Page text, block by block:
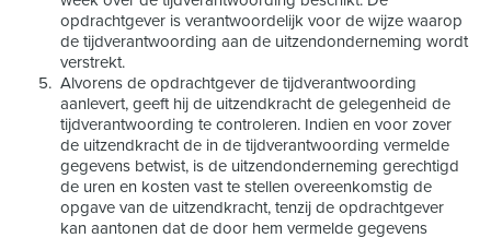
opdrachtgever is verantwoordelijk voor de wijze waarop
de tijdverantwoording aan de uitzendonderneming wordt
verstrekt.
Alvorens de opdrachtgever de tijdverantwoording
aanlevert, geeft hij de uitzendkracht de gelegenheid de
tijdverantwoording te controleren. Indien en voor zover
de uitzendkracht de in de tijdverantwoording vermelde
gegevens betwist, is de uitzendonderneming gerechtigd
de uren en kosten vast te stellen overeenkomstig de
opgave van de uitzendkracht, tenzij de opdrachtgever
kan aantonen dat de door hem vermelde gegevens